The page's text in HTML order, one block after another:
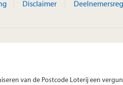
Disclaimer
van de Postcode Loterij een